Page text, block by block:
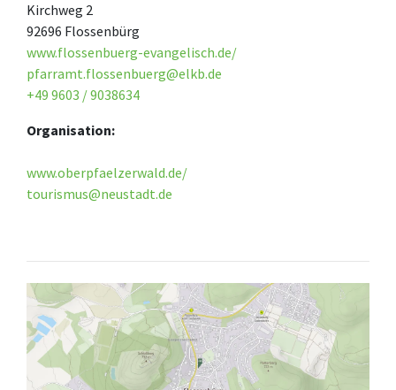
Kirchweg 2
92696 Flossenbürg
www.flossenbuerg-evangelisch.de/
pfarramt.flossenbuerg@elkb.de
+49 9603 / 9038634
Organisation:
www.oberpfaelzerwald.de/
tourismus@neustadt.de